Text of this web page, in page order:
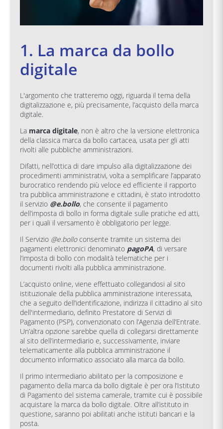
1. La marca da bollo
digitale
L'argomento che tratteremo oggi, riguarda il tema della
digitalizzazione e, più precisamente, l’acquisto della marca
digitale.
La marca digitale, non è altro che la versione elettronica
della classica marca da bollo cartacea, usata per gli atti
rivolti alle pubbliche amministrazioni.
Difatti, nell’ottica di dare impulso alla digitalizzazione dei
procedimenti amministrativi, volta a semplificare l’apparato
burocratico rendendo più veloce ed efficiente il rapporto
tra pubblica amministrazione e cittadini, è stato introdotto
il servizio @e.bollo, che consente il pagamento
dell’imposta di bollo in forma digitale sulle pratiche ed atti,
per i quali il versamento è obbligatorio per legge.
Il Servizio @e.bolloconsente tramite un sistema dei
pagamenti elettronici denominato pagoPA, di versare
l’imposta di bollo con modalità telematiche per i
documenti rivolti alla pubblica amministrazione.
L’acquisto online, viene effettuato collegandosi al sito
istituzionale della pubblica amministrazione interessata,
che a seguito dell’identificazione, indirizza il cittadino al sito
dell'intermediario, definito Prestatore di Servizi di
Pagamento (PSP), convenzionato con l’Agenzia dell’Entrate.
Un’altra opzione sarebbe quella di collegarsi direttamente
al sito dell’intermediario e, successivamente, inviare
telematicamente alla pubblica amministrazione il
documento informatico associato alla marca da bollo.
Il primo intermediario abilitato per la composizione e
pagamento della marca da bollo digitale è per ora l’Istituto
di Pagamento del sistema camerale, tramite cui è possibile
acquistare la marca da bollo digitale. Oltre all’istituto in
questione, saranno poi abilitati anche istituti bancari e la
posta.